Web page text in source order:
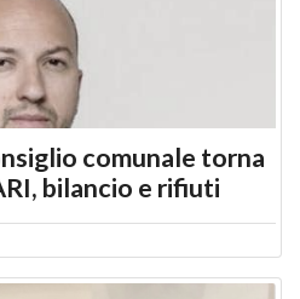
comunale torna
bilancio e rifiuti